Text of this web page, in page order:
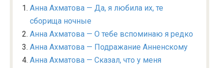
Анна Ахматова — Да, я любила их, те
сборища ночные
Анна Ахматова — О тебе вспоминаю я редко
Анна Ахматова — Подражание Анненскому
Анна Ахматова — Сказал, что у меня